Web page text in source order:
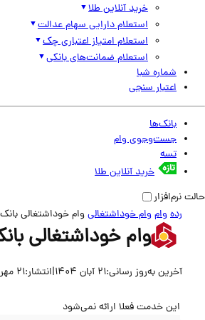
خرید آنلاین طلا
استعلام دارایی سهام عدالت
استعلام امتیاز اعتباری چک
استعلام ضمانت‌های بانکی
شماره شبا
اعتبار سنجی
بانک‌ها
جست‌وجوی وام
تسه
خرید آنلاین طلا
حالت نرم‌افزار
ردهواموام خوداشتغالیوام خوداشتغالی
وام خوداشتغالی
آخرین به‌روز رسانی:21 آبان 1404 |انتشار:21 مهر 1404
این خدمت فعلا ارائه نمی‌شود